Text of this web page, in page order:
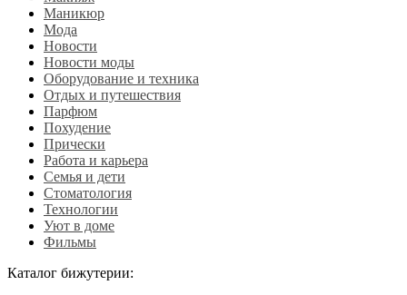
Маникюр
Мода
Новости
Новости моды
Оборудование и техника
Отдых и путешествия
Парфюм
Похудение
Прически
Работа и карьера
Семья и дети
Стоматология
Технологии
Уют в доме
Фильмы
Каталог бижутерии: